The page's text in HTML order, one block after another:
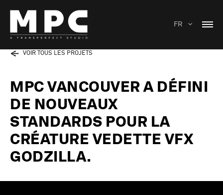
FR
VOIR TOUS LES PROJETS
MPC VANCOUVER A DÉFINI
DE NOUVEAUX
STANDARDS POUR LA
CRÉATURE VEDETTE VFX
GODZILLA.